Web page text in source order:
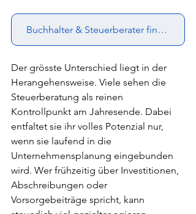
Buchhalter & Steuerberater finden
Der grösste Unterschied liegt in der
Herangehensweise. Viele sehen die
Steuerberatung als reinen
Kontrollpunkt am Jahresende. Dabei
entfaltet sie ihr volles Potenzial nur,
wenn sie laufend in die
Unternehmensplanung eingebunden
wird. Wer frühzeitig über Investitionen,
Abschreibungen oder
Vorsorgebeiträge spricht, kann